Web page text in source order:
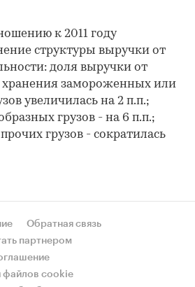
к 2011 году
структуры выручки от
доля выручки от
хранения замороженных или
увеличилась на 2 п.п.;
грузов - на 6 п.п.;
грузов - сократилась
Обратная связь
партнером
файлов cookie